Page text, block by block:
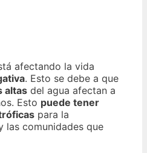
afectando la vida
. Esto se debe a que
altas del agua afectan a
Esto puede tener
para la
las comunidades que